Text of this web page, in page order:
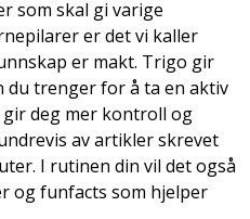
som skal gi varige
er det vi kaller
er makt. Trigo gir
trenger for å ta en aktiv
gir deg mer kontroll og
av artikler skrevet
I rutinen din vil det også
og funfacts som hjelper